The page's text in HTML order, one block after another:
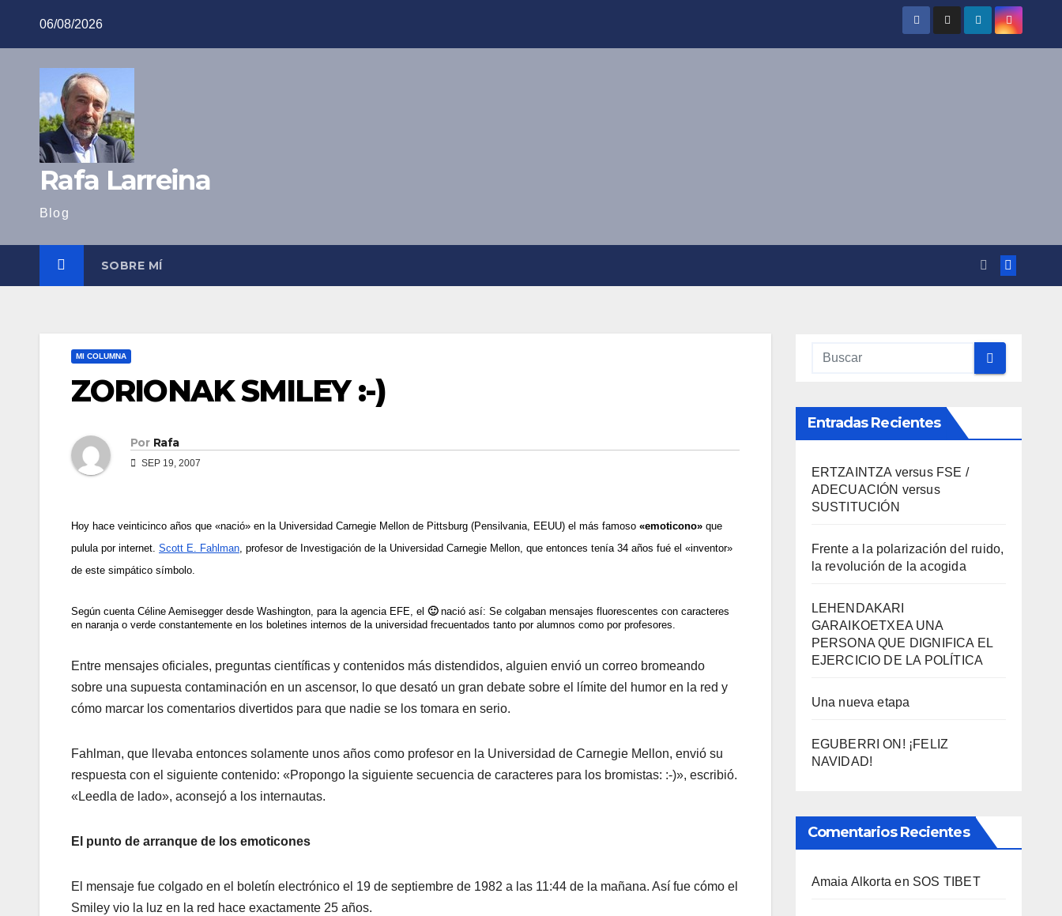
06/08/2026
Rafa Larreina
Blog
SOBRE MÍ
MI COLUMNA
ZORIONAK SMILEY :-)
Por Rafa
SEP 19, 2007
Hoy hace veinticinco años que «nació» en la Universidad Carnegie Mellon de Pittsburg (Pensilvania, EEUU) el más famoso «emoticono» que
pulula por internet. Scott E. Fahlman, profesor de Investigación de la Universidad Carnegie Mellon, que entonces tení­a 34 años fué el «inventor»
de este simpático sí­mbolo.
Según cuenta Céline Aemisegger desde Washington, para la agencia EFE, el 🙂 nació así­: Se colgaban mensajes fluorescentes con caracteres
en naranja o verde constantemente en los boletines internos de la universidad frecuentados tanto por alumnos como por profesores.
Entre mensajes oficiales, preguntas cientí­ficas y contenidos más distendidos, alguien envió un correo bromeando
sobre una supuesta contaminación en un ascensor, lo que desató un gran debate sobre el lí­mite del humor en la red y
cómo marcar los comentarios divertidos para que nadie se los tomara en serio.
Fahlman, que llevaba entonces solamente unos años como profesor en la Universidad de Carnegie Mellon, envió su
respuesta con el siguiente contenido: «Propongo la siguiente secuencia de caracteres para los bromistas: :-)», escribió.
«Leedla de lado», aconsejó a los internautas.
El punto de arranque de los emoticones
El mensaje fue colgado en el boletí­n electrónico el 19 de septiembre de 1982 a las 11:44 de la mañana. Así­ fue cómo el
Smiley vio la luz en la red hace exactamente 25 años.
Entradas Recientes
ERTZAINTZA versus FSE /
ADECUACIÓN versus
SUSTITUCIÓN
Frente a la polarización del ruido,
la revolución de la acogida
LEHENDAKARI
GARAIKOETXEA UNA
PERSONA QUE DIGNIFICA EL
EJERCICIO DE LA POLÍTICA
Una nueva etapa
EGUBERRI ON! ¡FELIZ
NAVIDAD!
Comentarios Recientes
Amaia Alkorta en SOS TIBET